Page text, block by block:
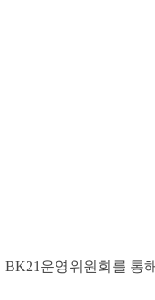
BK21 운영위원회를 통